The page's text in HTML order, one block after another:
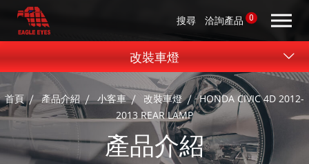
搜尋 洽詢產品 0
首頁 產品介紹 小客車 改裝車燈
HONDA CIVIC 4D 2012-
2013 REAR LAMP
產品介紹
改裝車燈